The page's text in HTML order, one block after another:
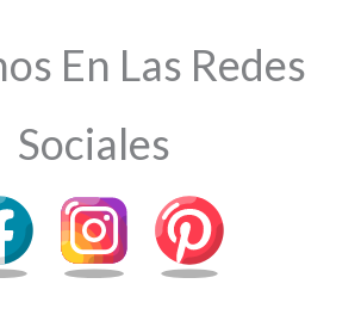
En Las Redes
Sociales